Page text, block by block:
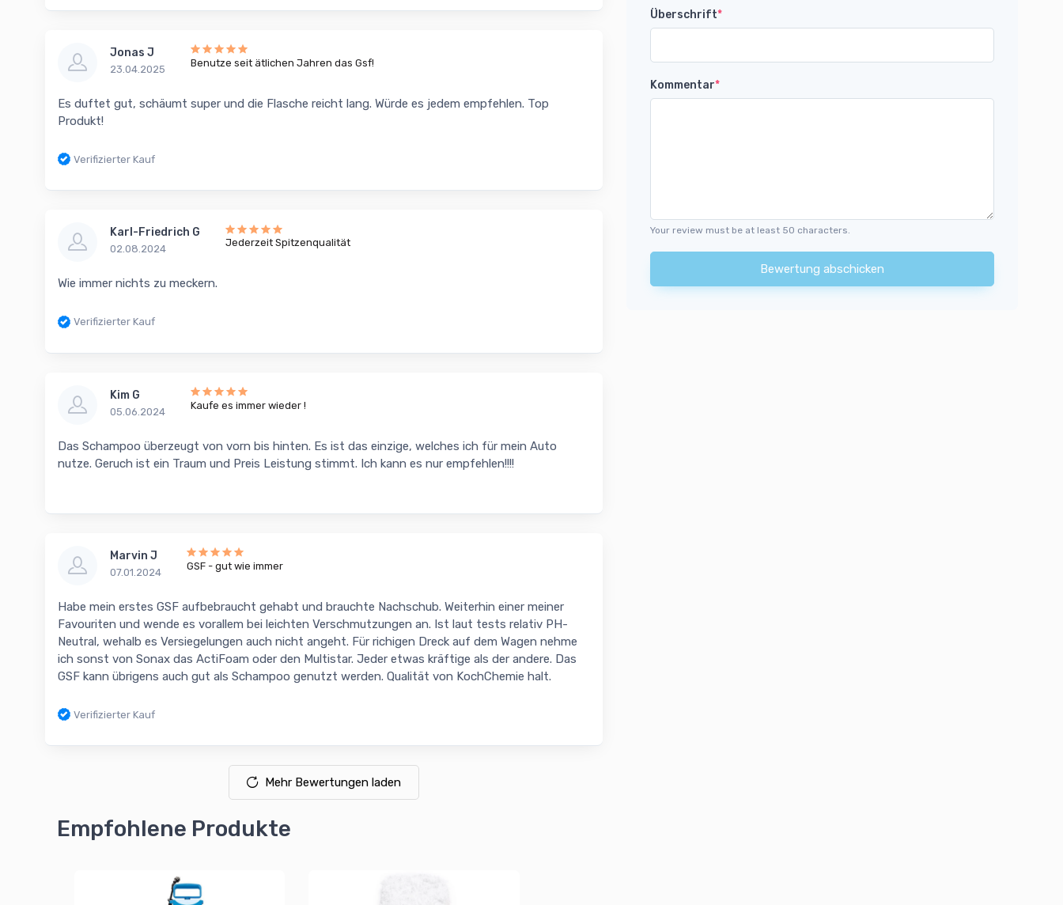
Jonas J
23.04.2025
Benutze seit ätlichen Jahren das Gsf!
Es duftet gut, schäumt super und die Flasche reicht lang. Würde es jedem empfehlen. Top
Produkt!
Verifizierter Kauf
Karl-Friedrich G
02.08.2024
Jederzeit Spitzenqualität
Wie immer nichts zu meckern.
Verifizierter Kauf
Kim G
05.06.2024
Kaufe es immer wieder !
Das Schampoo überzeugt von vorn bis hinten. Es ist das einzige, welches ich für mein Auto
nutze. Geruch ist ein Traum und Preis Leistung stimmt. Ich kann es nur empfehlen!!!!
Marvin J
07.01.2024
GSF - gut wie immer
Habe mein erstes GSF aufbebraucht gehabt und brauchte Nachschub. Weiterhin einer meiner
Favouriten und wende es vorallem bei leichten Verschmutzungen an. Ist laut tests relativ PH-
Neutral, wehalb es Versiegelungen auch nicht angeht. Für richigen Dreck auf dem Wagen nehme
ich sonst von Sonax das ActiFoam oder den Multistar. Jeder etwas kräftige als der andere. Das
GSF kann übrigens auch gut als Schampoo genutzt werden. Qualität von KochChemie halt.
Verifizierter Kauf
Mehr Bewertungen laden
Überschrift*
Kommentar*
Your review must be at least 50 characters.
Bewertung abschicken
Empfohlene Produkte